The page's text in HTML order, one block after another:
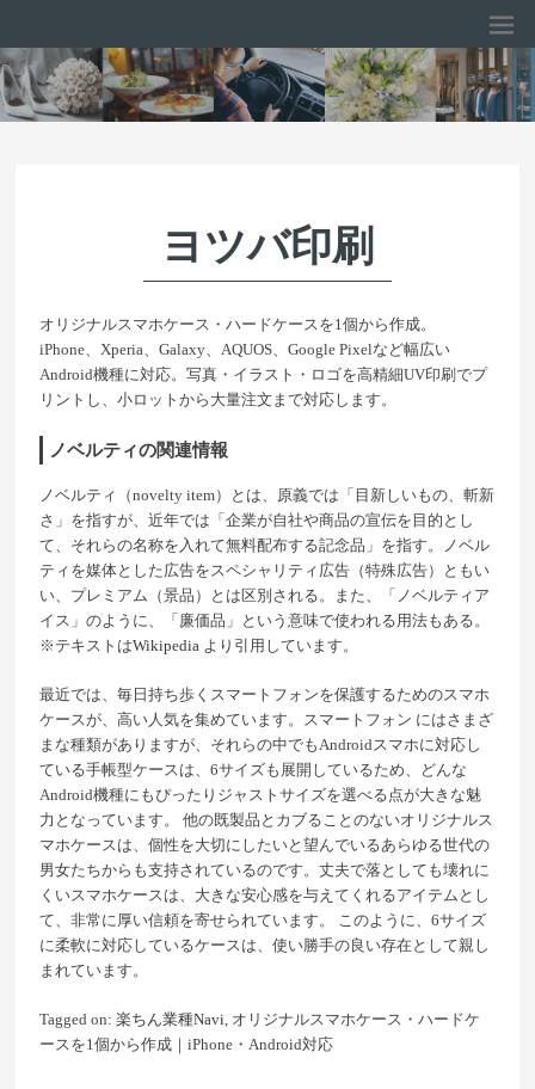
ヨツバ印刷
オリジナルスマホケース・ハードケースを1個から作成。
iPhone、Xperia、Galaxy、AQUOS、Google Pixelなど幅広い
Android機種に対応。写真・イラスト・ロゴを高精細UV印刷でプ
リントし、小ロットから大量注文まで対応します。
ノベルティの関連情報
ノベルティ（novelty item）とは、原義では「目新しいもの、斬新
さ」を指すが、近年では「企業が自社や商品の宣伝を目的とし
て、それらの名称を入れて無料配布する記念品」を指す。ノベル
ティを媒体とした広告をスペシャリティ広告（特殊広告）ともい
い、プレミアム（景品）とは区別される。また、「ノベルティア
イス」のように、「廉価品」という意味で使われる用法もある。
※テキストはWikipedia より引用しています。
最近では、毎日持ち歩くスマートフォンを保護するためのスマホ
ケースが、高い人気を集めています。スマートフォン にはさまざ
まな種類がありますが、それらの中でもAndroidスマホに対応し
ている手帳型ケースは、6サイズも展開しているため、どんな
Android機種にもぴったりジャストサイズを選べる点が大きな魅
力となっています。 他の既製品とカブることのないオリジナルス
マホケースは、個性を大切にしたいと望んでいるあらゆる世代の
男女たちからも支持されているのです。丈夫で落としても壊れに
くいスマホケースは、大きな安心感を与えてくれるアイテムとし
て、非常に厚い信頼を寄せられています。 このように、6サイズ
に柔軟に対応しているケースは、使い勝手の良い存在として親し
まれています。
Tagged on:楽ちん業種Navi, オリジナルスマホケース・ハードケ
ースを1個から作成｜iPhone・Android対応